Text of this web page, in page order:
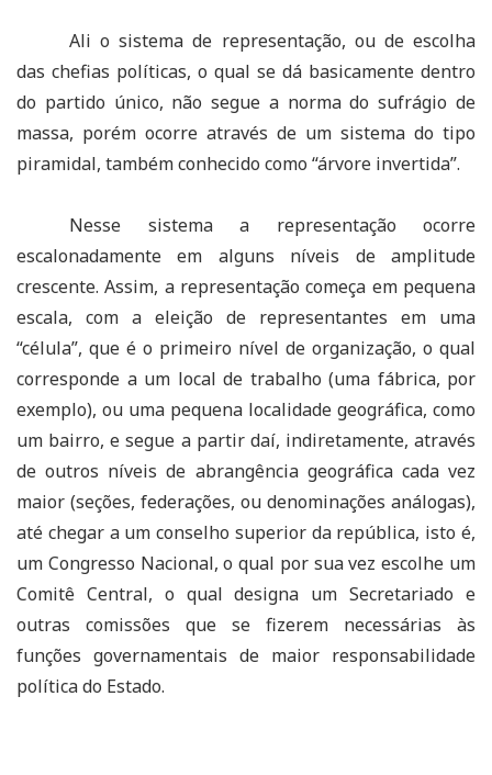
Ali o sistema de representação, ou de escolha
das chefias políticas, o qual se dá basicamente dentro
do partido único, não segue a norma do sufrágio de
massa, porém ocorre através de um sistema do tipo
piramidal, também conhecido como “árvore invertida”.
Nesse sistema a representação ocorre
escalonadamente em alguns níveis de amplitude
crescente. Assim, a representação começa em pequena
escala, com a eleição de representantes em uma
“célula”, que é o primeiro nível de organização, o qual
corresponde a um local de trabalho (uma fábrica, por
exemplo), ou uma pequena localidade geográfica, como
um bairro, e segue a partir daí, indiretamente, através
de outros níveis de abrangência geográfica cada vez
maior (seções, federações, ou denominações análogas),
até chegar a um conselho superior da república, isto é,
um Congresso Nacional, o qual por sua vez escolhe um
Comitê Central, o qual designa um Secretariado e
outras comissões que se fizerem necessárias às
funções governamentais de maior responsabilidade
política do Estado.